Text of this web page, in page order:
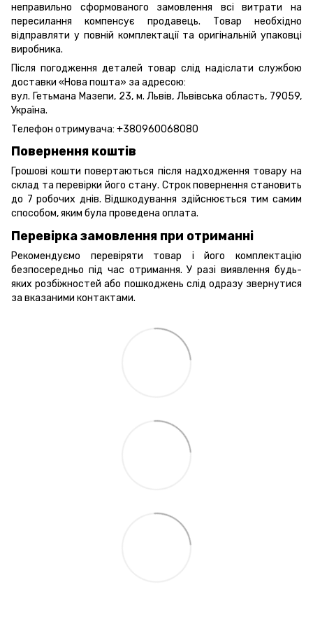
неправильно сформованого замовлення всі витрати на
пересилання компенсує продавець. Товар необхідно
відправляти у повній комплектації та оригінальній упаковці
виробника.
Після погодження деталей товар слід надіслати службою
доставки «Нова пошта» за адресою:
вул. Гетьмана Мазепи, 23, м. Львів, Львівська область, 79059,
Україна.
Телефон отримувача: +380960068080
Повернення коштів
Грошові кошти повертаються після надходження товару на
склад та перевірки його стану. Строк повернення становить
до 7 робочих днів. Відшкодування здійснюється тим самим
способом, яким була проведена оплата.
Перевірка замовлення при отриманні
Рекомендуємо перевіряти товар і його комплектацію
безпосередньо під час отримання. У разі виявлення будь-
яких розбіжностей або пошкоджень слід одразу звернутися
за вказаними контактами.